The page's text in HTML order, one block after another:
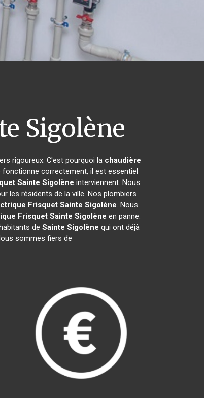
Sigolène
rigoureux. C'est pourquoi la chaudière
correctement, il est essentiel
Sainte Sigolène interviennent. Nous
les résidents de la ville. Nos plombiers
Frisquet Sainte Sigolène. Nous
Frisquet Sainte Sigolène en panne.
de Sainte Sigolène qui ont déjà
sommes fiers de